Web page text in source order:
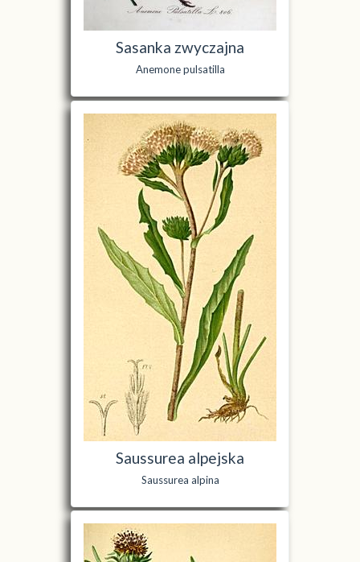
Sasanka zwyczajna
Anemone pulsatilla
Saussurea alpejska
Saussurea alpina